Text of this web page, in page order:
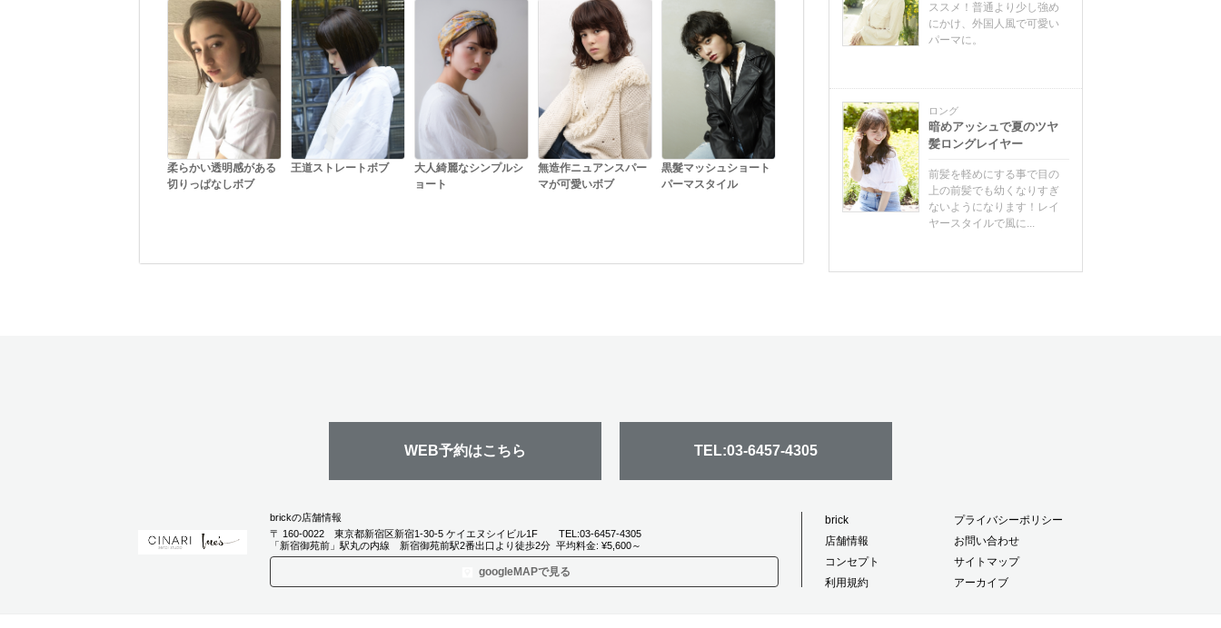
柔らかい透明感がある
切りっぱなしボブ
王道ストレートボブ
大人綺麗なシンプルシ
ョート
無造作ニュアンスパー
マが可愛いボブ
黒髮マッシュショート
パーマスタイル
ススメ！普通より少し強め
にかけ、外国人風で可愛い
パーマに。
ロング
暗めアッシュで夏のツヤ
髪ロングレイヤー
前髪を軽めにする事で目の
上の前髪でも幼くなりすぎ
ないようになります！レイ
ヤースタイルで風に...
WEB予約はこちら TEL:03-6457-4305
brickの店舗情報
〒 160-0022 東京都新宿区新宿1-30-5 ケイエヌシイビル1F
TEL:03-6457-4305
「新宿御苑前」駅丸の内線 新宿御苑前駅2番出口より徒歩2分 平均料金: ¥5,600～
googleMAPで見る
brick
店舗情報
コンセプト
利用規約
プライバシーポリシー
お問い合わせ
サイトマップ
アーカイブ